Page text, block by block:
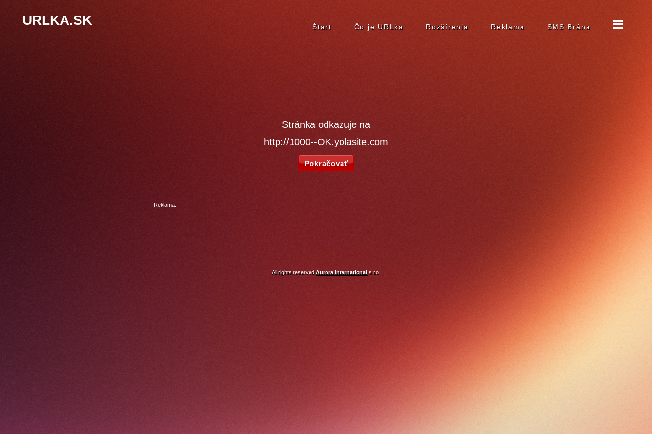
URLKA.SK Štart Čo je URLka Rozšírenia Reklama SMS Brána
Stránka odkazuje na
http://1000--OK.yolasite.com
Reklama:
All rights reservedAurora Internationals.r.o.